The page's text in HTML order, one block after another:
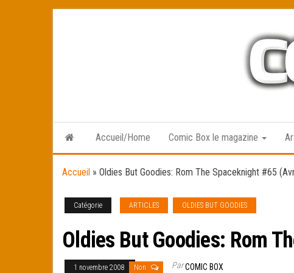
Accueil/Home Comic Box le magazine
Accueil » Oldies But Goodies: Rom The Spaceknight #65
Catégorie ARTICLES OLDIES BUT GOODIES
Oldies But Goodies: Rom
1 novembre 2008 Non ParCOMIC BOX